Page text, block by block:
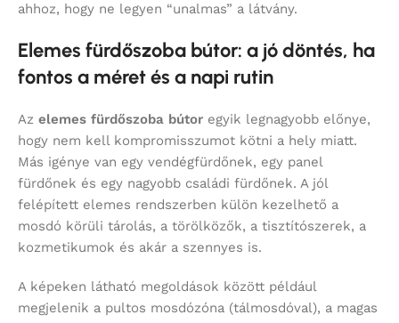
ahhoz, hogy ne legyen “unalmas” a látvány.
Elemes fürdőszoba bútor: a jó döntés, ha
fontos a méret és a napi rutin
Az elemes fürdőszoba bútor egyik legnagyobb előnye,
hogy nem kell kompromisszumot kötni a hely miatt.
Más igénye van egy vendégfürdőnek, egy panel
fürdőnek és egy nagyobb családi fürdőnek. A jól
felépített elemes rendszerben külön kezelhető a
mosdó körüli tárolás, a törölközők, a tisztítószerek, a
kozmetikumok és akár a szennyes is.
A képeken látható megoldások között például
megjelenik a pultos mosdózóna (tálmosdóval), a magas